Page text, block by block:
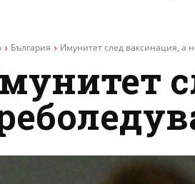
България Имунитет след ваксинация, а